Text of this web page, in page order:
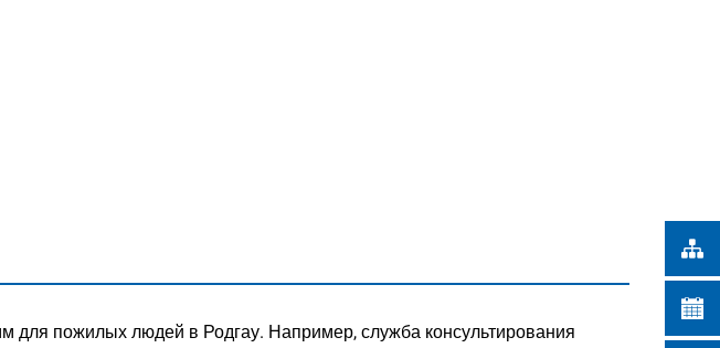
для пожилых людей в Родгау. Например, служба консультирования